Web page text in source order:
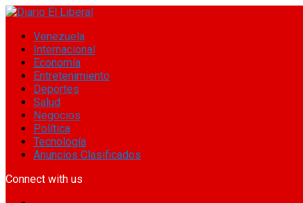
Venezuela
Internacional
Economía
Entretenimiento
Deportes
Salud
Negocios
Política
Tecnología
Anuncios Clasificados
Connect with us